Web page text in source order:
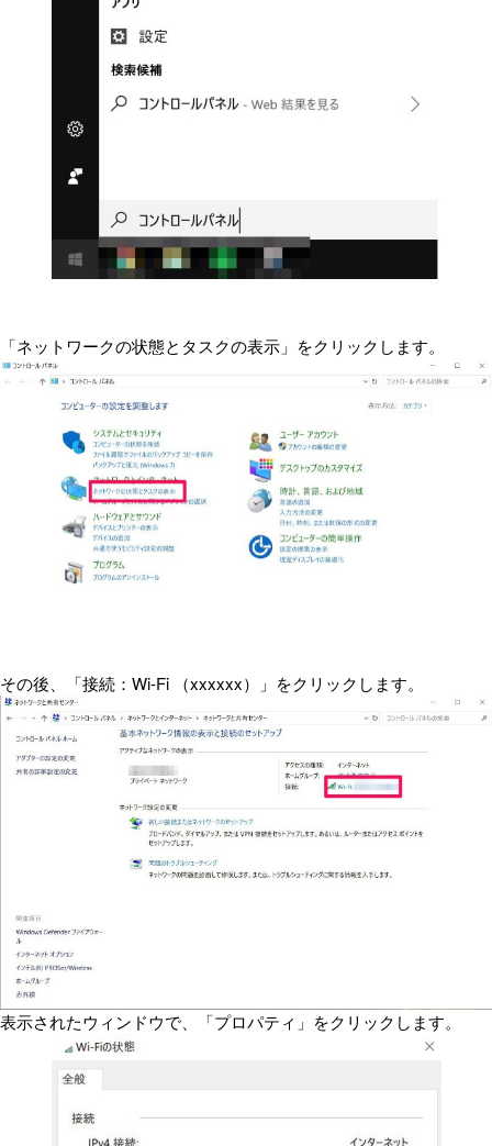
「ネットワークの状態とタスクの表示」をクリックします。
その後、「接続：Wi-Fi （xxxxxx）」をクリックします。
表示されたウィンドウで、「プロパティ」をクリックします。